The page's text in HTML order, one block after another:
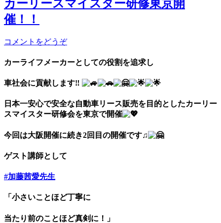
カーリースマイスター研修東京開
催！！
コメントをどうぞ
カーライフメーカーとしての役割を追求し
車社会に貢献します‼︎
日本一安心で安全な自動車リース販売を目的としたカーリー
スマイスター研修会を東京で開催
今回は大阪開催に続き2回目の開催です♫
ゲスト講師として
#加藤茜愛先生
「小さいことほど丁寧に
当たり前のことほど真剣に！」